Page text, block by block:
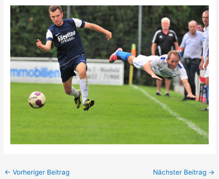
← Vorheriger Beitrag Nächster Beitrag →